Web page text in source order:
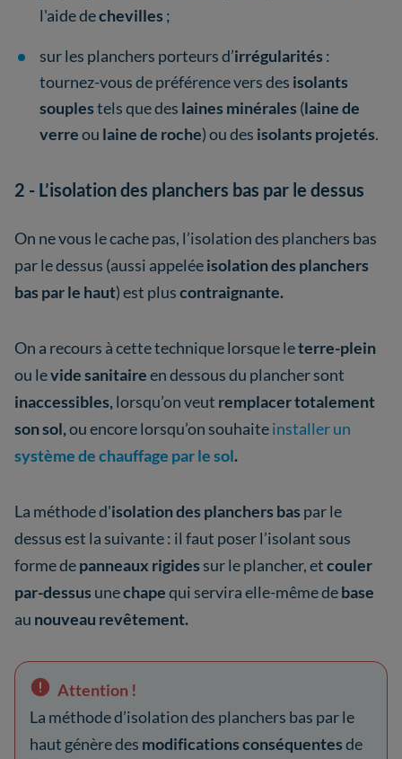
l'aide dechevilles ;
sur les planchers porteurs d’irrégularités :
tournez-vous de préférence versdes isolants
souplestels que des laines minérales (laine de
verreou laine de roche) ou des isolants projetés.
2 - L’isolation des planchers bas par le dessus
On ne vous le cache pas, l’isolation des planchers bas
par le dessus (aussi appeléeisolation des planchers
bas par le haut) est pluscontraignante.
On a recours à cette technique lorsque leterre-plein
ou levide sanitaireen dessous du plancher sont
inaccessibles, lorsqu’on veut remplacer totalement
son sol,ou encore lorsqu’on souhaiteinstaller un
système de chauffage par le sol.
La méthode d'isolation des planchers bas par le
dessus est la suivante : il faut poser l’isolant sous
forme depanneaux rigides sur le plancher, etcouler
par-dessus unechapequi servira elle-même debase
au nouveau revêtement.
Attention !
La méthode d’isolation des planchers bas par le
haut génère des modifications conséquentesde